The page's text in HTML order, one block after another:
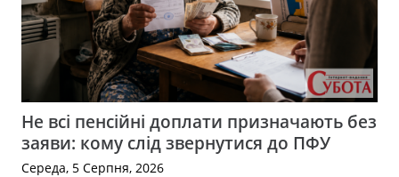
Не всі пенсійні доплати призначають без
заяви: кому слід звернутися до ПФУ
Середа, 5 Серпня, 2026